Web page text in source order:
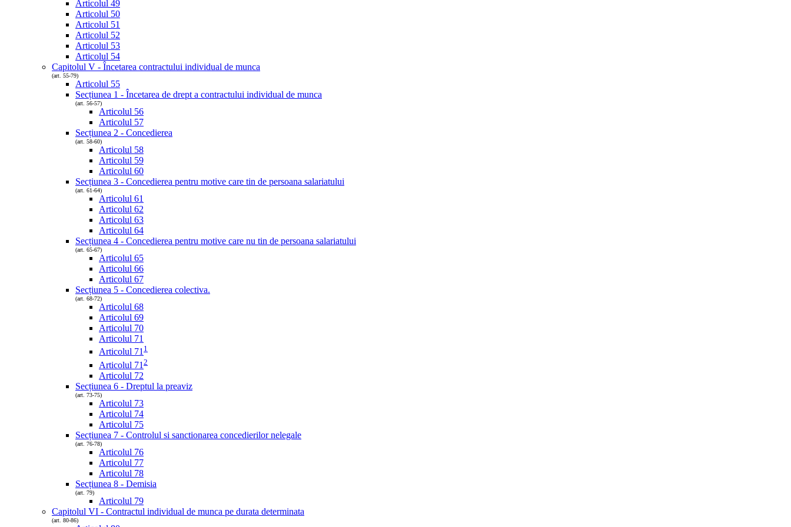
Articolul 49
Articolul 50
Articolul 51
Articolul 52
Articolul 53
Articolul 54
Capitolul V - Încetarea contractului individual de munca
(art. 55-79)
Articolul 55
Secțiunea 1 - Încetarea de drept a contractului individual de munca
(art. 56-57)
Articolul 56
Articolul 57
Secțiunea 2 - Concedierea
(art. 58-60)
Articolul 58
Articolul 59
Articolul 60
Secțiunea 3 - Concedierea pentru motive care tin de persoana salariatului
(art. 61-64)
Articolul 61
Articolul 62
Articolul 63
Articolul 64
Secțiunea 4 - Concedierea pentru motive care nu tin de persoana salariatului
(art. 65-67)
Articolul 65
Articolul 66
Articolul 67
Secțiunea 5 - Concedierea colectiva.
(art. 68-72)
Articolul 68
Articolul 69
Articolul 70
Articolul 71
Articolul 71 1
Articolul 71 2
Articolul 72
Secțiunea 6 - Dreptul la preaviz
(art. 73-75)
Articolul 73
Articolul 74
Articolul 75
Secțiunea 7 - Controlul si sanctionarea concedierilor nelegale
(art. 76-78)
Articolul 76
Articolul 77
Articolul 78
Secțiunea 8 - Demisia
(art. 79)
Articolul 79
Capitolul VI - Contractul individual de munca pe durata determinata
(art. 80-86)